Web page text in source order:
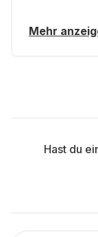
Mehr
Hast du